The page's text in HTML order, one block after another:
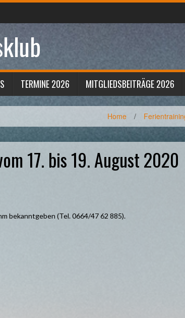
TERMINE 2026 MITGLIEDSBEITRÄGE 2026
Home /
17. bis 19. August 2020
bekanntgeben (Tel. 0664/47 62 885).